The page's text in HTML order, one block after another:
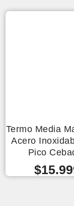
Termo Media
Acero
Pico
$